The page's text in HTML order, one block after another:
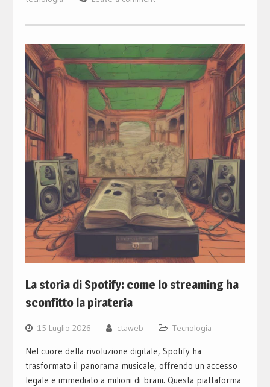
La storia di Spotify: come lo streaming ha
sconfitto la pirateria
15 Luglio 2026 ctaweb Tecnologia
Nel cuore della rivoluzione digitale, Spotify ha
trasformato il panorama musicale, offrendo un accesso
legale e immediato a milioni di brani. Questa piattaforma